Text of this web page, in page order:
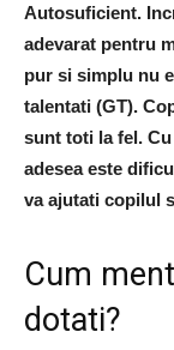
Autosuficient.
adevarat pentru
pur si simplu nu
talentati (GT).
sunt toti la fel.
adesea este
va ajutati copilul
Cum
dotati?